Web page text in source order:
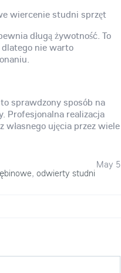
długą żywotność. To
nie warto
sprawdzony sposób na
Profesjonalna realizacja
własnego ujęcia przez wiele
May 5
, odwierty studni